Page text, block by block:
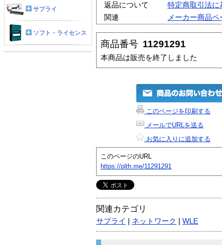
返品について
特定商取引法に
関連
メーカー商品ペ
商品番号 11291291
本商品は販売を終了しました
このページを印刷する
メールでURLを送る
お気に入りに追加する
このページのURL
https://plth.me/11291291
関連カテゴリ
サプライ ネットワーク WLE
サプライ
ソフト・ライセンス